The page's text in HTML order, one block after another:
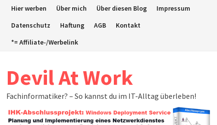
ZumHier werben Über mich Über diesen Blog
Impressum
Datenschutz
Haftung AGB
Kontakt
*= Affiliate-/Werbelink
Devil At Work
Fachinformatiker? – So kannst du im IT-Alltag überleben!